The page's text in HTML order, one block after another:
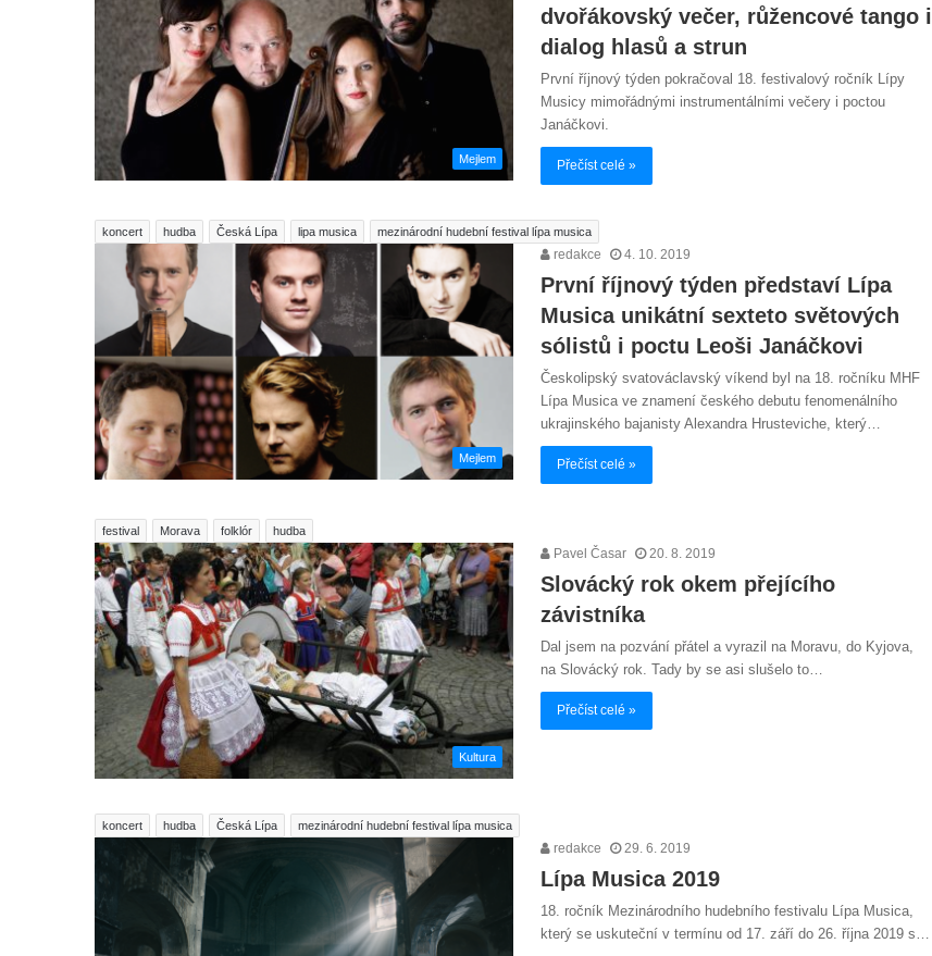
Mejlem
dvořákovský večer, růžencové tango i
dialog hlasů a strun
První říjnový týden pokračoval 18. festivalový ročník Lípy
Musicy mimořádnými instrumentálními večery i poctou
Janáčkovi.
Přečíst celé »
koncert hudba Česká Lípa lipa musica mezinárodní hudební festival lípa musica
Mejlem
redakce 4. 10. 2019
První říjnový týden představí Lípa
Musica unikátní sexteto světových
sólistů i poctu Leoši Janáčkovi
Českolipský svatováclavský víkend byl na 18. ročníku MHF
Lípa Musica ve znamení českého debutu fenomenálního
ukrajinského bajanisty Alexandra Hrusteviche, který…
Přečíst celé »
festival Morava folklór hudba
Kultura
Pavel Časar 20. 8. 2019
Slovácký rok okem přejícího
závistníka
Dal jsem na pozvání přátel a vyrazil na Moravu, do Kyjova,
na Slovácký rok. Tady by se asi slušelo to…
Přečíst celé »
koncert hudba Česká Lípa mezinárodní hudební festival lípa musica
redakce 29. 6. 2019
Lípa Musica 2019
18. ročník Mezinárodního hudebního festivalu Lípa Musica,
který se uskuteční v termínu od 17. září do 26. října 2019 s…